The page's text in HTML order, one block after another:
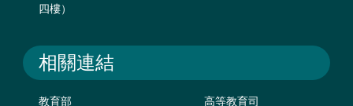
四樓）
相關連結
教育部 高等教育司